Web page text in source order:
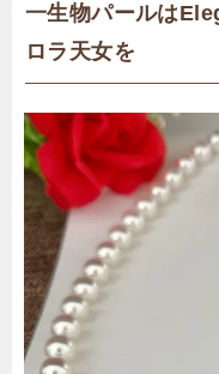
一生物パールは
ロラ天女を